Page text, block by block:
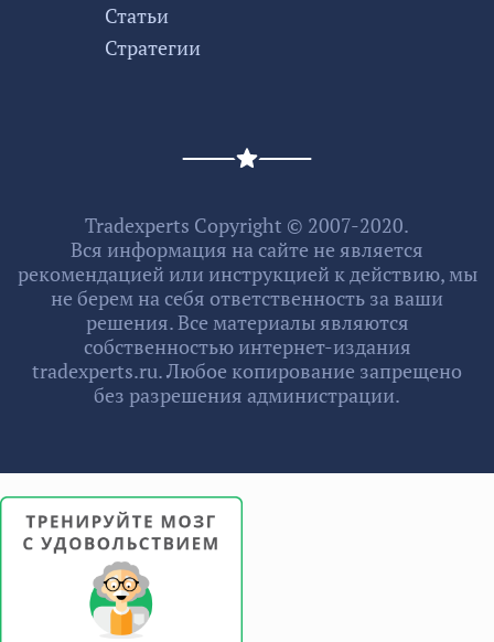
Статьи
Стратегии
Tradexperts Copyright © 2007-2020.
Вся информация на сайте не является
рекомендацией или инструкцией к действию, мы
не берем на себя ответственность за ваши
решения. Все материалы являются
собственностью интернет-издания
tradexperts.ru. Любое копирование запрещено
без разрешения администрации.